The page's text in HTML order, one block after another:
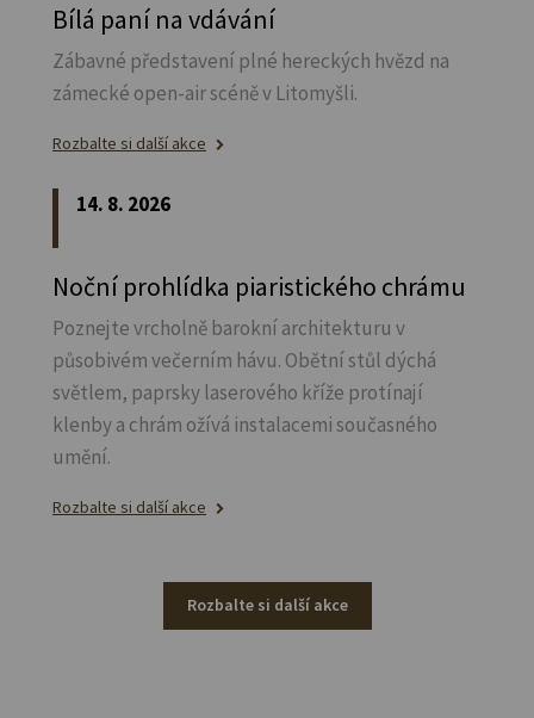
Bílá paní na vdávání
Zábavné představení plné hereckých hvězd na
zámecké open-air scéně v Litomyšli.
Rozbalte si další akce
14. 8. 2026
Noční prohlídka piaristického chrámu
Poznejte vrcholně barokní architekturu v
působivém večerním hávu. Obětní stůl dýchá
světlem, paprsky laserového kříže protínají
klenby a chrám ožívá instalacemi současného
umění.
Rozbalte si další akce
Rozbalte si další akce